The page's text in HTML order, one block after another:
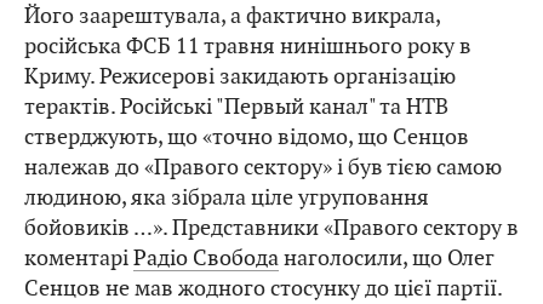
Його заарештувала, а фактично викрала,
російська ФСБ 11 травня нинішнього року в
Криму. Режисерові закидають організацію
терактів. Російські "Первый канал" та НТВ
стверджують, що «точно відомо, що Сенцов
належав до «Правого сектору» і був тією самою
людиною, яка зібрала ціле угруповання
бойовиків …». Представники «Правого сектору в
коментаріРадіо Свободанаголосили, що Олег
Сенцов не мав жодного стосунку до цієї партії.